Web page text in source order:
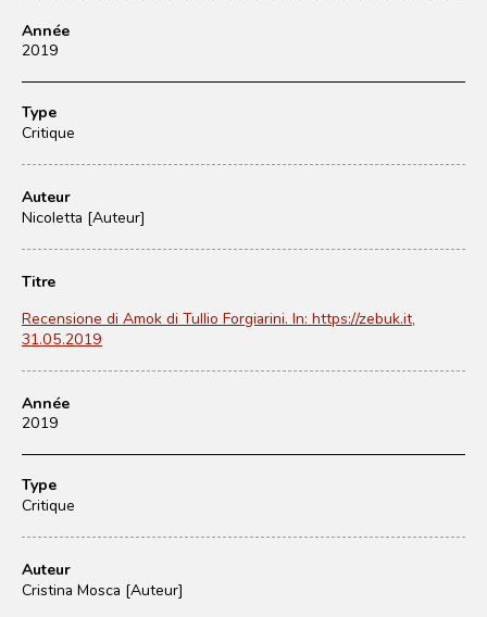
Année
2019
Type
Critique
Auteur
Nicoletta [Auteur]
Titre
Recensione di Amok di Tullio Forgiarini. In: https://zebuk.it,
31.05.2019
Année
2019
Type
Critique
Auteur
Cristina Mosca [Auteur]